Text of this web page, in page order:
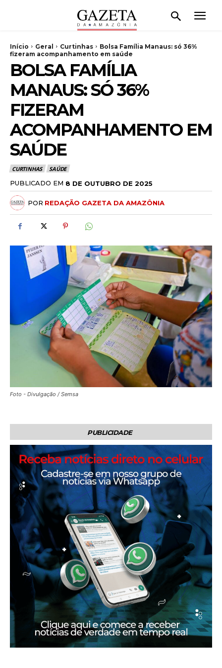
Início Geral Curtinhas
Bolsa Família Manaus: só 36%
fizeram acompanhamento em saúde
BOLSA FAMÍLIA
MANAUS: SÓ 36%
FIZERAM
ACOMPANHAMENTO EM
SAÚDE
CURTINHAS SAÚDE
PUBLICADO EM 8 DE OUTUBRO DE 2025
POR REDAÇÃO GAZETA DA AMAZÔNIA
Foto - Divulgação / Semsa
PUBLICIDADE